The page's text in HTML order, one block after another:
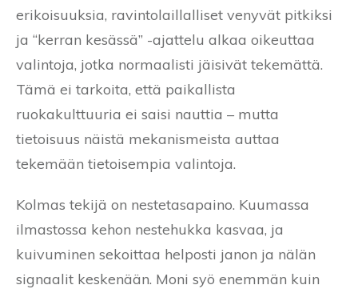
erikoisuuksia, ravintolaillalliset venyvät pitkiksi
ja “kerran kesässä” -ajattelu alkaa oikeuttaa
valintoja, jotka normaalisti jäisivät tekemättä.
Tämä ei tarkoita, että paikallista
ruokakulttuuria ei saisi nauttia – mutta
tietoisuus näistä mekanismeista auttaa
tekemään tietoisempia valintoja.
Kolmas tekijä on nestetasapaino. Kuumassa
ilmastossa kehon nestehukka kasvaa, ja
kuivuminen sekoittaa helposti janon ja nälän
signaalit keskenään. Moni syö enemmän kuin